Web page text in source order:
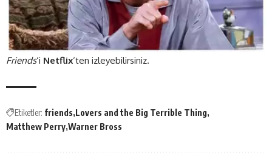
Friends‘i Netflix‘ten izleyebilirsiniz.
Etiketler: friends Lovers and the Big Terrible Thing
Matthew Perry Warner Bross